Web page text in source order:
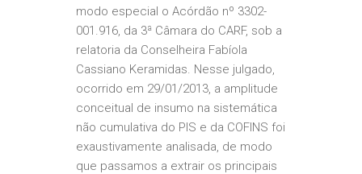
modo especial o Acórdão nº 3302-
001.916, da 3ª Câmara do CARF, sob a
relatoria da Conselheira Fabíola
Cassiano Keramidas. Nesse julgado,
ocorrido em 29/01/2013, a amplitude
conceitual de insumo na sistemática
não cumulativa do PIS e da COFINS foi
exaustivamente analisada, de modo
que passamos a extrair os principais